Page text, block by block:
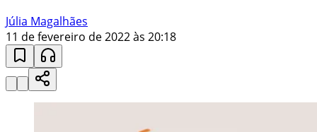
Júlia Magalhães
11 de fevereiro de 2022 às 20:18